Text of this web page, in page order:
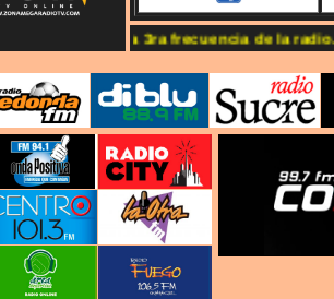
Somos la 3ra frecuencia de la radio...!